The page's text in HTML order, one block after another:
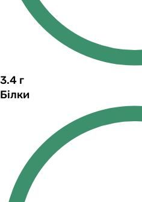
3.4 г
Білки